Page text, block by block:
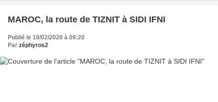
MAROC, la route de TIZNIT à SIDI IFNI
Publié le 18/02/2026 à 09:20
Par zéphyros2